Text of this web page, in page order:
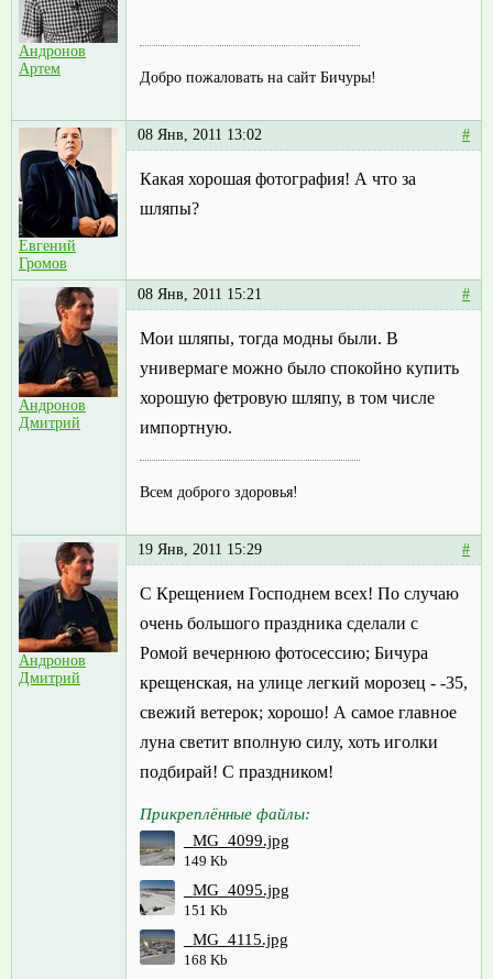
Андронов
Артем
Добро пожаловать на сайт Бичуры!
Евгений
Громов
08 Янв, 2011 13:02 #
Какая хорошая фотография! А что за
шляпы?
Андронов
Дмитрий
08 Янв, 2011 15:21 #
Мои шляпы, тогда модны были. В
универмаге можно было спокойно купить
хорошую фетровую шляпу, в том числе
импортную.
Всем доброго здоровья!
Андронов
Дмитрий
19 Янв, 2011 15:29 #
С Крещением Господнем всех! По случаю
очень большого праздника сделали с
Ромой вечернюю фотосессию; Бичура
крещенская, на улице легкий морозец - -35,
свежий ветерок; хорошо! А самое главное
луна светит вполную силу, хоть иголки
подбирай! С праздником!
Прикреплённые файлы:
_MG_4099.jpg
149 Kb
_MG_4095.jpg
151 Kb
_MG_4115.jpg
168 Kb